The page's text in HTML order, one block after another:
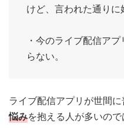
けど、言われた通り
・今のライブ配信ア
らない。
ライブ配信アプリが世間
悩みを抱える人が多いの